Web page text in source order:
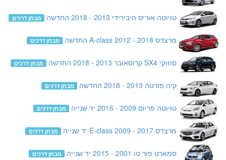
טויוטה אוריס היבירידי 2013 - 2018 החדשה מבחן דרכים
מרצדס A-class 2012 - 2018 החדשה מבחן דרכים
סוזוקי SX4 קרוסאובר 2013 - 2018 החדשה מבחן דרכים
קיה פורטה 2013 - 2018 החדשה מבחן דרכים
טויוטה פריוס 2009 - 2016 יד שנייה מבחן דרכים
מרצדס E-class 2009 - 2017 יד שנייה מבחן דרכים
סמארט פור טו 2001 - 2015 יד שנייה מבחן דרכים